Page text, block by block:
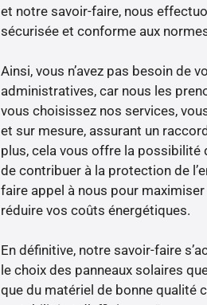
et notre savoir-faire, nous
sécurisée et conforme aux
Ainsi, vous n’avez pas besoin de
administratives, car nous les
vous choisissez nos services,
et sur mesure, assurant un
plus, cela vous offre la
de contribuer à la protection de
faire appel à nous pour
réduire vos coûts énergétiques.
En définitive, notre savoir-faire
le choix des panneaux solaires
que du matériel de bonne qualité